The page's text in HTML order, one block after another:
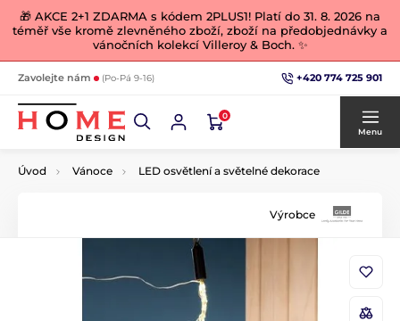
🎁 AKCE 2+1 ZDARMA s kódem 2PLUS1! Platí do 31. 8. 2026 na
téměř vše kromě zlevněného zboží, zboží na předobjednávky a
vánočních kolekcí Villeroy & Boch. ✨
Zavolejte nám (Po-Pá 9-16) +420 774 725 901
0
Menu
Úvod Vánoce LED osvětlení a světelné dekorace
Výrobce